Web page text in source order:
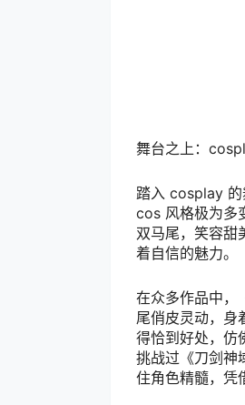
踏入 cosplay 的
cos 风格极为多
双马尾，笑容甜
在众多作品中，
尾俏皮灵动，身
得恰到好处，仿
挑战过《刀剑神